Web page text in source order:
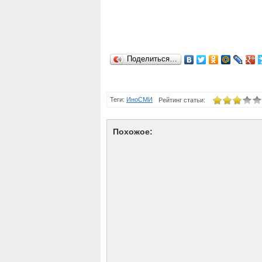
Поделиться…
Теги: ИноСМИ Рейтинг статьи:
Похожое: